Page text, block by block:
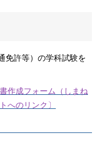
免許等）の学科試験を
作成フォーム（しまね
へのリンク〕